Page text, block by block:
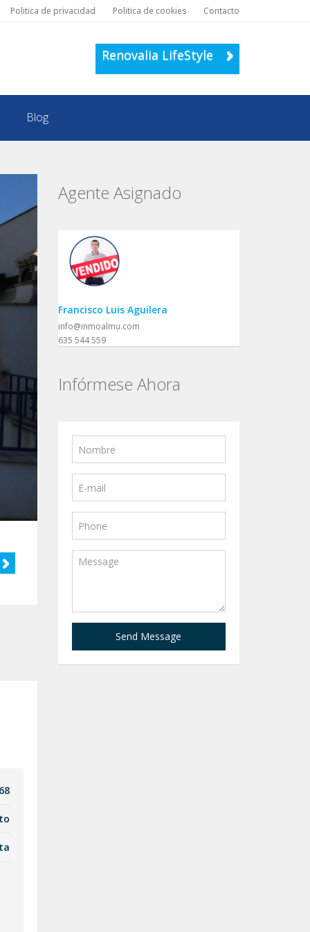
Politica de privacidad Politica de cookies Contacto
Renovalia LifeStyle
Blog
Agente Asignado
Francisco Luis Aguilera
info@inmoalmu.com
635 544 559
Infórmese Ahora
Send Message